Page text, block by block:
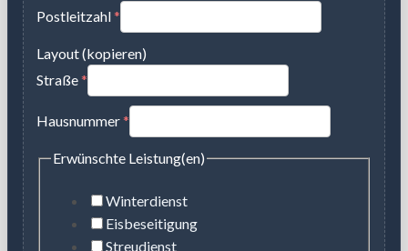
Postleitzahl*
Layout (kopieren)
Straße*
Hausnummer*
Erwünschte Leistung(en)
Winterdienst
Eisbeseitigung
Streudienst